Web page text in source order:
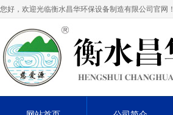
您好，欢迎光临衡水昌华环保设备制造有限公司官网！